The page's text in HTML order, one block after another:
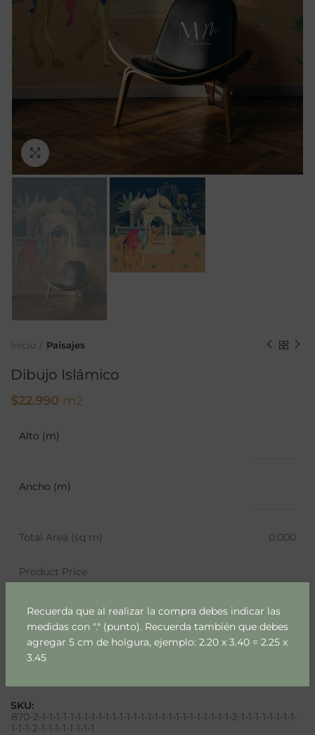
Recuerda que al realizar la compra debes indicar las
medidas con "." (punto). Recuerda también que debes
agregar 5 cm de holgura, ejemplo: 2.20 x 3.40 = 2.25 x
3.45
Inicio Paisajes
Dibujo Islámico
$22.990 m2
Alto (m)
Ancho (m)
Total Area (sq m) 0,000
Product Price
AÑADIR AL CARRITO
SKU:
870-2-1-1-1-1-1-1-1-1-1-1-1-1-1-1-1-1-1-1-1-1-1-1-1-1-1-1-1-2-1-1-1-1-1-1-1-1-
1-1-1-2-1-1-1-1-1-1-1-1